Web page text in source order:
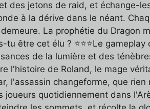
des jetons de raid, et échange-
à la dérive dans le néant.
La prophétie du Dragon
tu être cet élu ? ⭐⭐⭐Le
de la lumière et des
l'histoire de Roland, le mage
l'assassin changeforme, que
joueurs quotidiennement dans